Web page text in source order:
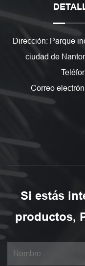
Dirección: Parque
ciudad de
Correo
Si estás
productos,